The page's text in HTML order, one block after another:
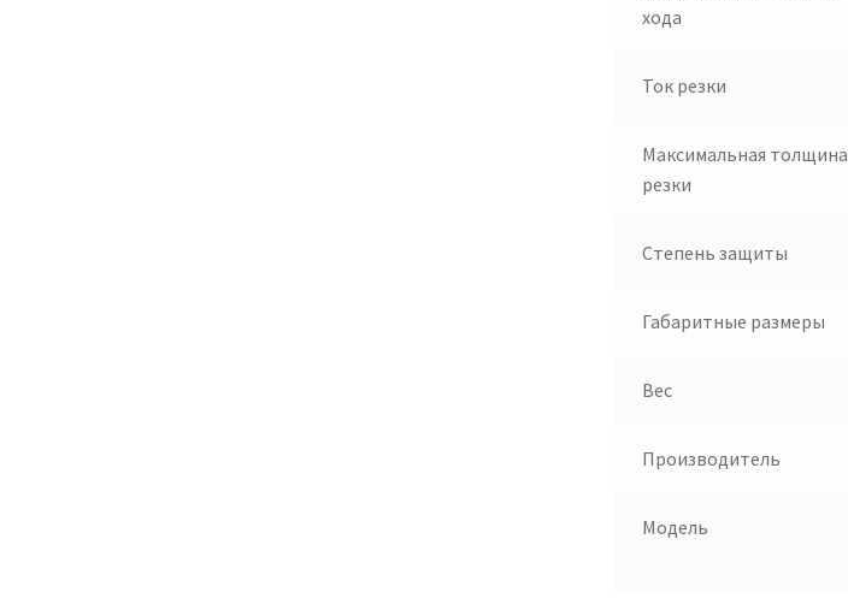
хода
Ток резки
Максимальная толщина
резки
Степень защиты
Габаритные размеры
Вес
Производитель
Модель